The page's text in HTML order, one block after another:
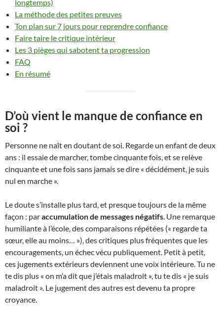
longtemps)
La méthode des petites preuves
Ton plan sur 7 jours pour reprendre confiance
Faire taire le critique intérieur
Les 3 pièges qui sabotent ta progression
FAQ
En résumé
D’où vient le manque de confiance en
soi ?
Personne ne naît en doutant de soi. Regarde un enfant de deux
ans : il essaie de marcher, tombe cinquante fois, et se relève
cinquante et une fois sans jamais se dire « décidément, je suis
nul en marche ».
Le doute s’installe plus tard, et presque toujours de la même
façon : paraccumulation de messages négatifs. Une remarque
humiliante à l’école, des comparaisons répétées (« regarde ta
sœur, elle au moins… »), des critiques plus fréquentes que les
encouragements, un échec vécu publiquement. Petit à petit,
ces jugements extérieurs deviennent une voix intérieure. Tu ne
te dis plus « on m’a dit que j’étais maladroit », tu te dis « je suis
maladroit ». Le jugement des autres est devenu ta propre
croyance.